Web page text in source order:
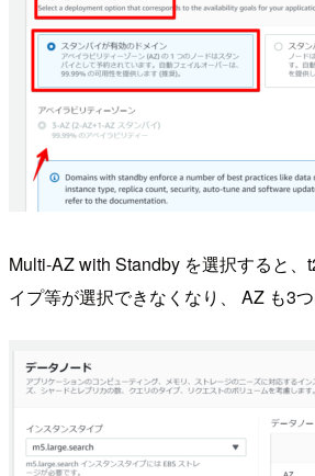
Multi-AZ with Standby を選択すると、
イプ等が選択できなくなり、 AZ も3つ